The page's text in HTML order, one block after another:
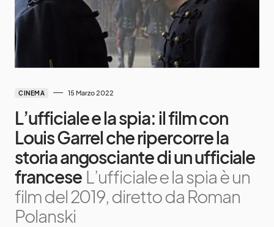
CINEMA 15 Marzo 2022
L’ufficiale e la spia: il film con
Louis Garrel che ripercorre la
storia angosciante di un ufficiale
francese L’ufficiale e la spia è un
film del 2019, diretto da Roman
Polanski